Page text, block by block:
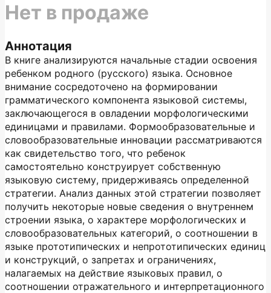
Аннотация
В книге анализируются начальные стадии освоения
ребенком родного (русского) языка. Основное
внимание сосредоточено на формировании
грамматического компонента языковой системы,
заключающегося в овладении морфологическими
единицами и правилами. Формообразовательные и
словообразовательные инновации рассматриваются
как свидетельство того, что ребенок
самостоятельно конструирует собственную
языковую систему, придерживаясь определенной
стратегии. Анализ данных этой стратегии позволяет
получить некоторые новые сведения о внутреннем
строении языка, о характере морфологических и
словообразовательных категорий, о соотношении в
языке прототипических и непрототипических единиц
и конструкций, о запретах и ограничениях,
налагаемых на действие языковых правил, о
соотношении отражательного и интерпретационного
Нет в продаже